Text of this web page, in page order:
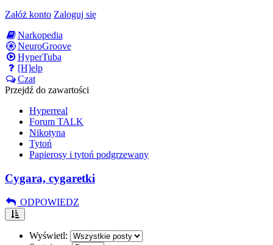
Załóż konto Zaloguj się
Narkopedia
NeuroGroove
HyperTuba
[H]elp
Czat
Przejdź do zawartości
Hyperreal
Forum TALK
Nikotyna
Tytoń
Papierosy i tytoń podgrzewany
Cygara, cygaretki
ODPOWIEDZ
Wyświetl: